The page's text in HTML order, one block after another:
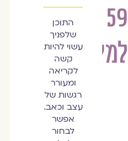
59
למלחמה)
התוכן
שלפניך
עשוי להיות
קשה
לקריאה
ומעורר
רגשות של
עצב וכאב.
אפשר
לבחור